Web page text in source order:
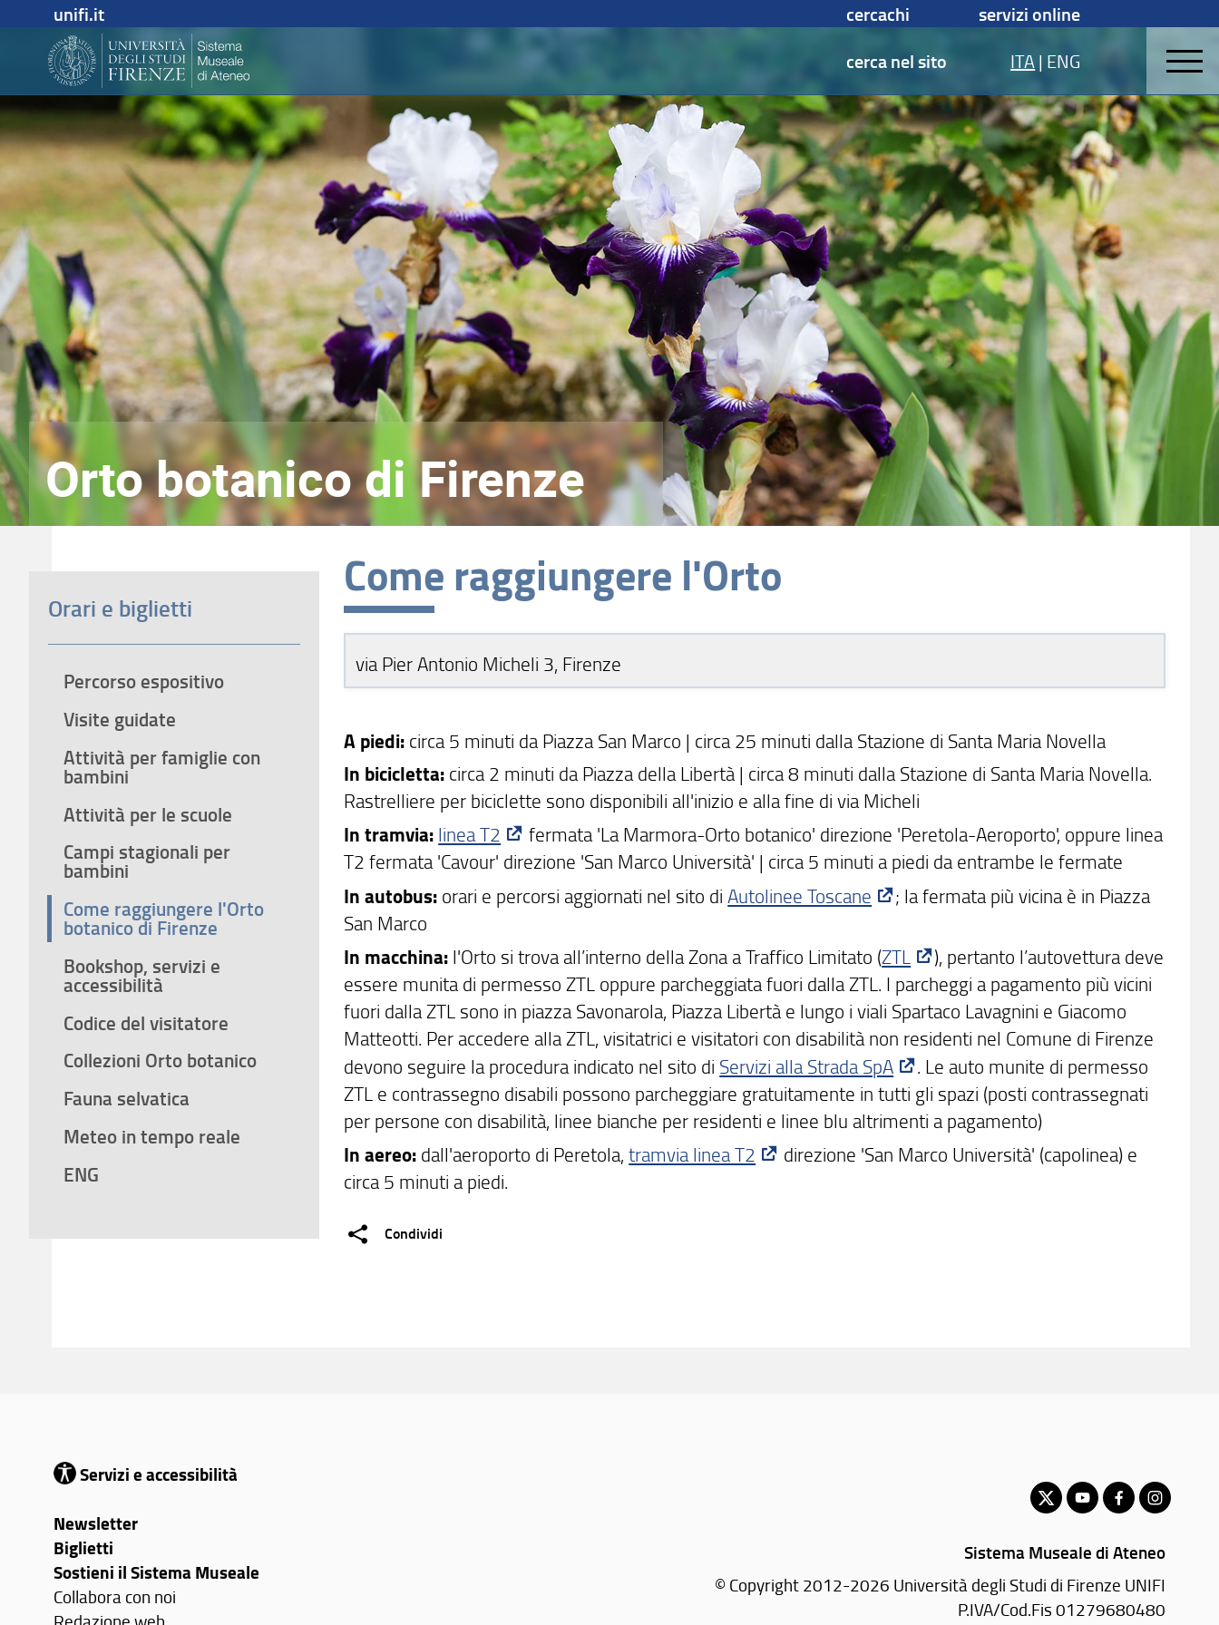
unifi.it cercachi
servizi online
cerca nel sito
ITA| ENG
Orto botanico di Firenze
Come raggiungere l'Orto
via Pier Antonio Micheli 3, Firenze
A piedi: circa 5 minuti da Piazza San Marco | circa 25 minuti dalla Stazione di Santa Maria Novella
In bicicletta: circa 2 minuti da Piazza della Libertà | circa 8 minuti dalla Stazione di Santa Maria Novella.
Rastrelliere per biciclette sono disponibili all'inizio e alla fine di via Micheli
In tramvia: linea T2
fermata 'La Marmora-Orto botanico' direzione 'Peretola-Aeroporto', oppure linea
T2 fermata 'Cavour' direzione 'San Marco Università' | circa 5 minuti a piedi da entrambe le fermate
In autobus: orari e percorsi aggiornati nel sito di Autolinee Toscane
; la fermata più vicina è in Piazza
San Marco
In macchina: l'Orto si trova all’interno della Zona a Traffico Limitato (ZTL
), pertanto l’autovettura deve
essere munita di permesso ZTL oppure parcheggiata fuori dalla ZTL. I parcheggi a pagamento più vicini
fuori dalla ZTL sono in piazza Savonarola, Piazza Libertà e lungo i viali Spartaco Lavagnini e Giacomo
Matteotti. Per accedere alla ZTL, visitatrici e visitatori con disabilità non residenti nel Comune di Firenze
devono seguire la procedura indicato nel sito di Servizi alla Strada SpA
. Le auto munite di permesso
ZTL e contrassegno disabili possono parcheggiare gratuitamente in tutti gli spazi (posti contrassegnati
per persone con disabilità, linee bianche per residenti e linee blu altrimenti a pagamento)
In aereo: dall'aeroporto di Peretola,tramvia linea T2
direzione 'San Marco Università' (capolinea) e
circa 5 minuti a piedi.
Condividi
Orari e biglietti
Percorso espositivo
Visite guidate
Attività per famiglie con
bambini
Attività per le scuole
Campi stagionali per
bambini
Come raggiungere l'Orto
botanico di Firenze
Bookshop, servizi e
accessibilità
Codice del visitatore
Collezioni Orto botanico
Fauna selvatica
Meteo in tempo reale
ENG
Servizi e accessibilità
Newsletter
Biglietti
Sostieni il Sistema Museale
Collabora con noi
Sistema Museale di Ateneo
© Copyright 2012-2026 Università degli Studi di Firenze UNIFI
P.IVA/Cod.Fis 01279680480